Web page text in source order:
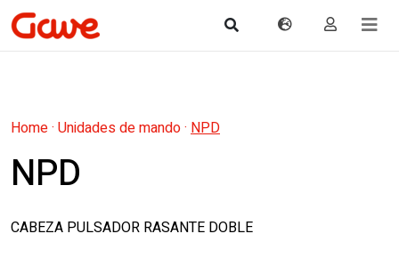
Home· Unidades de mando· NPD
NPD
CABEZA PULSADOR RASANTE DOBLE